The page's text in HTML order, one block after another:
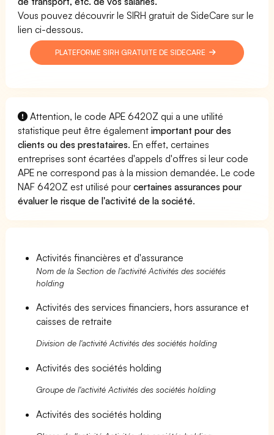
Vous pouvez découvrir le SIRH gratuit de SideCare sur le
lien ci-dessous.
PLATEFORME SIRH GRATUITE DE SIDECARE
Attention, le code APE 6420Z qui a une utilité
statistique peut être égalementimportant pour des
clients ou des prestataires. En effet, certaines
entreprises sont écartées d'appels d'offres si leur code
APE ne correspond pas à la mission demandée. Le code
NAF 6420Z est utilisé pourcertaines assurances pour
évaluer le risque de l'activité de la société.
Activités financières et d'assurance
Nom de la Section de l'activité Activités des sociétés
holding
Activités des services financiers, hors assurance et
caisses de retraite
Division de l'activité Activités des sociétés holding
Activités des sociétés holding
Groupe de l'activité Activités des sociétés holding
Activités des sociétés holding